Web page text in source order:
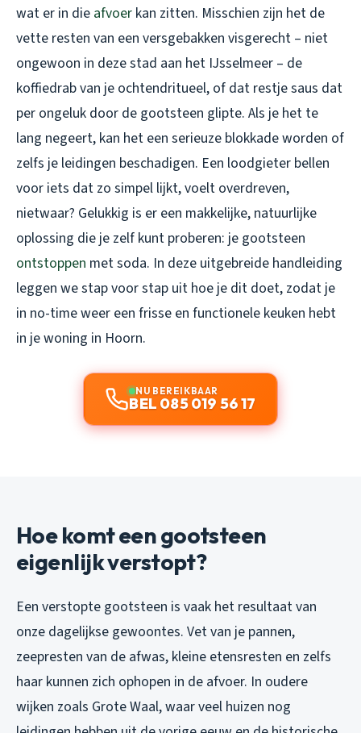
wat er in die afvoer kan zitten. Misschien zijn het de
vette resten van een versgebakken visgerecht – niet
ongewoon in deze stad aan het IJsselmeer – de
koffiedrab van je ochtendritueel, of dat restje saus dat
per ongeluk door de gootsteen glipte. Als je het te
lang negeert, kan het een serieuze blokkade worden of
zelfs je leidingen beschadigen. Een loodgieter bellen
voor iets dat zo simpel lijkt, voelt overdreven,
nietwaar? Gelukkig is er een makkelijke, natuurlijke
oplossing die je zelf kunt proberen: je gootsteen
ontstoppen met soda. In deze uitgebreide handleiding
leggen we stap voor stap uit hoe je dit doet, zodat je
in no-time weer een frisse en functionele keuken hebt
in je woning in Hoorn.
NU BEREIKBAAR
BEL 085 019 56 17
Hoe komt een gootsteen
eigenlijk verstopt?
Een verstopte gootsteen is vaak het resultaat van
onze dagelijkse gewoontes. Vet van je pannen,
zeepresten van de afwas, kleine etensresten en zelfs
haar kunnen zich ophopen in de afvoer. In oudere
wijken zoals Grote Waal, waar veel huizen nog